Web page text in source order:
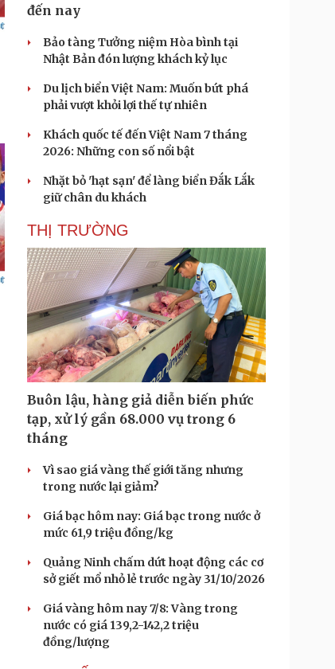
đến nay
Bảo tàng Tưởng niệm Hòa bình tại
Nhật Bản đón lượng khách kỷ lục
Du lịch biển Việt Nam: Muốn bứt phá
phải vượt khỏi lợi thế tự nhiên
Khách quốc tế đến Việt Nam 7 tháng
2026: Những con số nổi bật
Nhặt bỏ 'hạt sạn' để làng biển Đắk Lắk
giữ chân du khách
THỊ TRƯỜNG
Buôn lậu, hàng giả diễn biến phức
tạp, xử lý gần 68.000 vụ trong 6
tháng
Vì sao giá vàng thế giới tăng nhưng
trong nước lại giảm?
Giá bạc hôm nay: Giá bạc trong nước ở
mức 61,9 triệu đồng/kg
Quảng Ninh chấm dứt hoạt động các cơ
sở giết mổ nhỏ lẻ trước ngày 31/10/2026
Giá vàng hôm nay 7/8: Vàng trong
nước có giá 139,2-142,2 triệu
đồng/lượng